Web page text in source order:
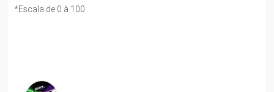
*Escala de 0 à 100